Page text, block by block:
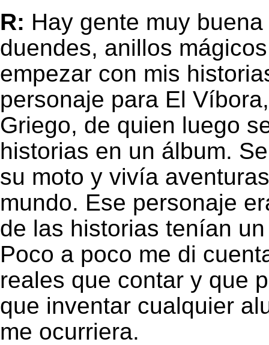
R: Hay gente muy
duendes, anillos
empezar con mis
personaje para El
Griego, de quien luego
historias en un álbum.
su moto y vivía
mundo. Ese personaje
de las historias tenían
Poco a poco me di
reales que contar y que
que inventar cualquier
me ocurriera.